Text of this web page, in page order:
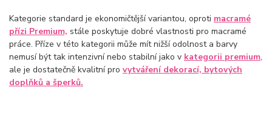
Kategorie standard je ekonomičtější variantou, oproti macramé
přízi Premium, stále poskytuje dobré vlastnosti pro macramé
práce. Příze v této kategorii může mít nižší odolnost a barvy
nemusí být tak intenzivní nebo stabilní jako v kategorii premium,
ale je dostatečně kvalitní pro vytváření dekorací, bytových
doplňků a šperků.